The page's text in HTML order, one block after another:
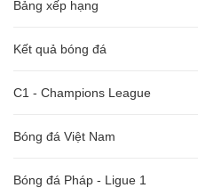
Bảng xếp hạng
Kết quả bóng đá
C1 - Champions League
Bóng đá Việt Nam
Bóng đá Pháp - Ligue 1